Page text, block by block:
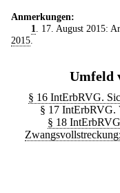
Anmerkungen:
1
. 17. August 2015:
2015
Umfeld
§ 16 IntErbRVG.
§ 17 IntErbRVG.
§ 18